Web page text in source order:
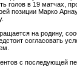
голов в 19 матчах,
позиции Марко
на родину,
согласовать
с последующей